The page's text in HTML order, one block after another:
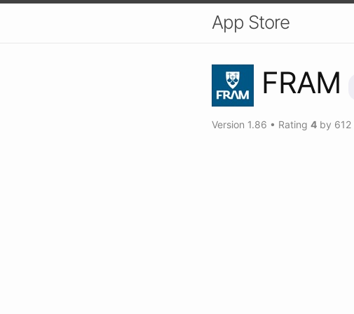
App Store
FRAM
Version 1.86 • Rating 4 by 612